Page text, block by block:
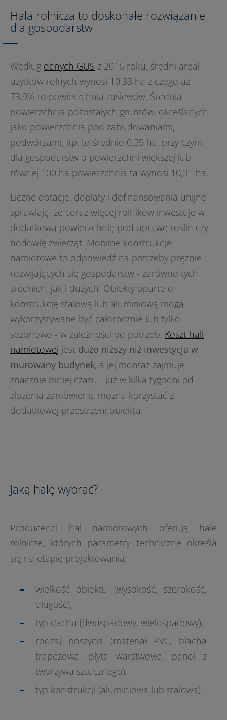
Hala rolnicza to doskonałe rozwiązanie
dla gospodarstw
Według danych GUS z 2016 roku, średni areał
użytków rolnych wynosi 10,33 ha z czego aż
73,9% to powierzchnia zasiewów. Średnia
powierzchnia pozostałych gruntów, określanych
jako powierzchnia pod zabudowaniami,
podwórzami, itp. to średnio 0,59 ha, przy czym
dla gospodarstw o powierzchni większej lub
równej 100 ha powierzchnia ta wynosi 10,31 ha.
Liczne dotacje, dopłaty i dofinansowania unijne
sprawiają, że coraz więcej rolników inwestuje w
dodatkową powierzchnię pod uprawę roślin czy
hodowlę zwierząt. Mobilne konstrukcje
namiotowe to odpowiedź na potrzeby prężnie
rozwijających się gospodarstw - zarówno tych
średnich, jak i dużych. Obiekty oparte o
konstrukcję stalową lub aluminiową mogą
wykorzystywane być całorocznie lub tylko
sezonowo - w zależności od potrzeb. Koszt hali
namiotowej jest dużo niższy niż inwestycja w
murowany budynek, a jej montaż zajmuje
znacznie mniej czasu - już w kilka tygodni od
złożenia zamówienia można korzystać z
dodatkowej przestrzeni obiektu.
Jaką halę wybrać?
Producenci hal namiotowych oferują hale
rolnicze, których parametry techniczne określa
się na etapie projektowania:
wielkość obiektu (wysokość, szerokość,
długość),
typ dachu (dwuspadowy, wielospadowy),
rodzaj poszycia (materiał PVC, blacha
trapezowa, płyta warstwowa, panel z
tworzywa sztucznego),
typ konstrukcji (aluminiowa lub stalowa).